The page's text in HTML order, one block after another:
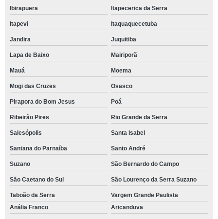
Ibirapuera Itapecerica da Serra
Itapevi Itaquaquecetuba
Jandira Juquitiba
Lapa de Baixo Mairiporã
Mauá Moema
Mogi das Cruzes Osasco
Pirapora do Bom Jesus Poá
Ribeirão Pires Rio Grande da Serra
Salesópolis Santa Isabel
Santana do Parnaíba Santo André
Suzano São Bernardo do Campo
São Caetano do Sul São Lourenço da Serra Suzano
Taboão da Serra
Vargem Grande Paulista
Anália Franco
Aricanduva